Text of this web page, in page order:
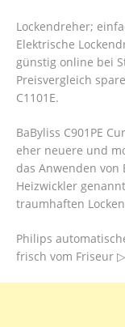
Lockendreher;
Elektrische
günstig online bei
Preisvergleich
C1101E.
BaByliss C901PE
eher neuere und
das Anwenden von
Heizwickler
traumhaften
Philips
frisch vom Friseur